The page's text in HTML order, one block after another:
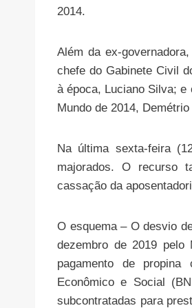
2014.
Além da ex-
chefe do Gabinete Civil
à época, Luciano Silva;
Mundo de 2014, Demétrio
Na última sexta-feira
majorados. O recurso
cassação da
O esquema – O desvio
dezembro de 2019 pelo
pagamento de
Econômico e Social
subcontratadas para